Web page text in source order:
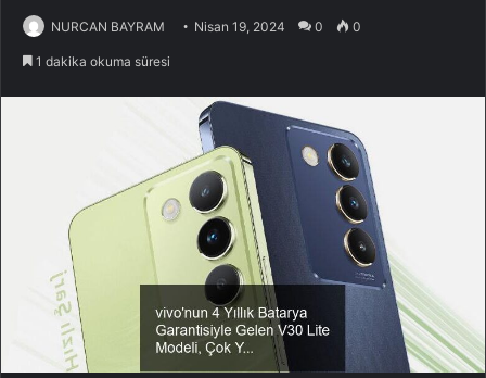
NURCAN BAYRAM Nisan 19, 2024 0 0
1 dakika okuma süresi